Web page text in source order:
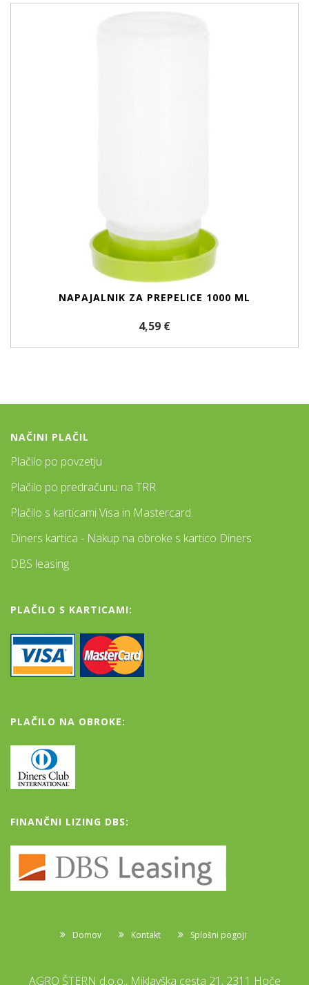
NAPAJALNIK ZA PREPELICE 1000 ML
4,59 €
NAČINI PLAČIL
Plačilo po povzetju
Plačilo po predračunu na TRR
Plačilo s karticami Visa in Mastercard.
Diners kartica - Nakup na obroke s kartico Diners
DBS leasing
PLAČILO S KARTICAMI:
PLAČILO NA OBROKE:
FINANČNI LIZING DBS:
Domov Kontakt Splošni pogoji
AGRO ŠTERN d.o.o., Miklavška cesta 21, 2311 Hoče